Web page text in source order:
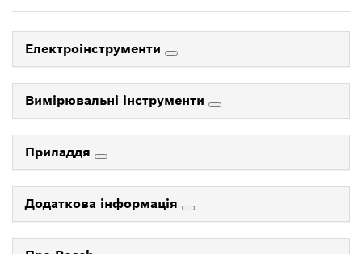
Електроінструменти
Вимірювальні інструменти
Приладдя
Додаткова інформація